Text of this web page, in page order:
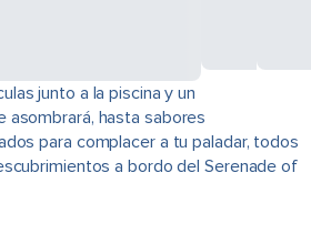
junto a la piscina y un
hasta sabores
para complacer a tu paladar, todos
a bordo del Serenade of